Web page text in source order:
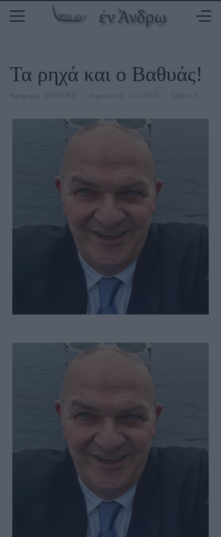
Τα ρηχά και ο Βαθυάς!
Κατηγορία: ΠΟΛΙΤΙΚΗ Δημοσίευση: 12/11/2025 Σχόλια: 5